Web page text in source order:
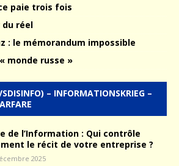
paie trois fois
du réel
: le mémorandum impossible
monde russe »
– INFORMATIONSKRIEG –
de l’Information : Qui contrôle
le récit de votre entreprise ?
2025